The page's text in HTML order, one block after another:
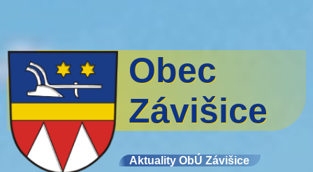
Obec
Závišice
Aktuality ObÚ Závišice